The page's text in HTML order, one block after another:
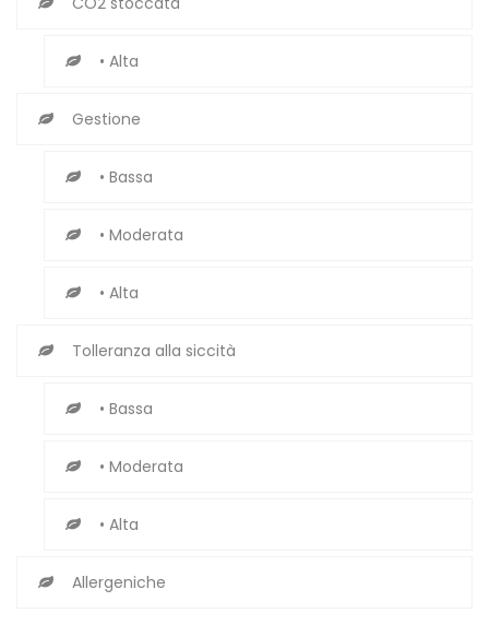
• Alta
Gestione
• Bassa
• Moderata
• Alta
Tolleranza alla siccità
• Bassa
• Moderata
• Alta
Allergeniche